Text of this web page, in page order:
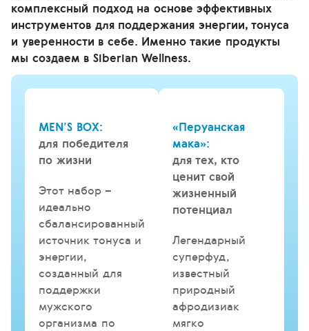
комплексный подход на основе эффективных
инструментов для поддержания энергии, тонуса
и уверенности в себе. Именно такие продукты
мы создаем в Siberian Wellness.
MEN’S BOX:
для победителя
по жизни
Этот набор –
идеально
сбалансированный
источник тонуса и
энергии,
созданный для
поддержки
мужского
организма по
«Перуанская
мака»:
для тех, кто
ценит свой
жизненный
потенциал
Легендарный
суперфуд,
известный
природный
афродизиак
мягко